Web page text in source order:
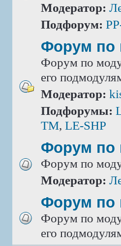
Модератор:
Подфорум:
Форум по
Форум по
его
Модератор:
Подфорумы:
TM, LE-SHP
Форум
Форум по
Модератор:
Форум по
Форум по
его